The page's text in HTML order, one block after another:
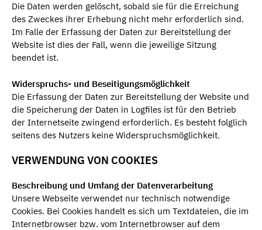
Die Daten werden gelöscht, sobald sie für die Erreichung
des Zweckes ihrer Erhebung nicht mehr erforderlich sind.
Im Falle der Erfassung der Daten zur Bereitstellung der
Website ist dies der Fall, wenn die jeweilige Sitzung
beendet ist.
Widerspruchs- und Beseitigungsmöglichkeit
Die Erfassung der Daten zur Bereitstellung der Website und
die Speicherung der Daten in Logfiles ist für den Betrieb
der Internetseite zwingend erforderlich. Es besteht folglich
seitens des Nutzers keine Widerspruchsmöglichkeit.
VERWENDUNG VON COOKIES
Beschreibung und Umfang der Datenverarbeitung
Unsere Webseite verwendet nur technisch notwendige
Cookies. Bei Cookies handelt es sich um Textdateien, die im
Internetbrowser bzw. vom Internetbrowser auf dem